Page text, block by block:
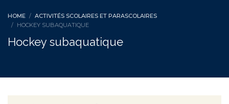
HOME
ACTIVITÉS SCOLAIRES ET PARASCOLAIRES
HOCKEY SUBAQUATIQUE
Hockey subaquatique